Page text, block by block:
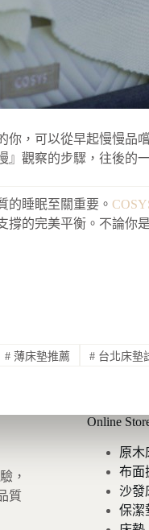
你，可以從早起慢慢品
』觀察的步驟，往後的
的睡眠至關重要。
撐的完美平衡。不論你
# 薄床墊推薦 # 台北床墊
，
質
Online
原木
布面
沙發
保潔